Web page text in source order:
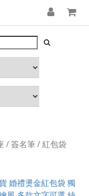
/ 簽名筆 / 紅包袋